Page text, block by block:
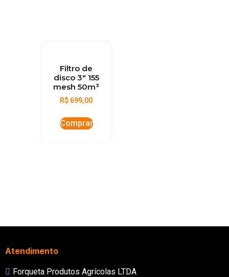
Filtro de
disco 3″ 155
mesh 50m³
R$ 699,00
Comprar
Atendimento
Forqueta Produtos Agrícolas LTDA